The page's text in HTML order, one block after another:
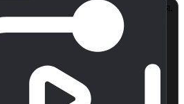
собственностью правообладателя.
- запрещено! Только в учебных
изучения. Если Вы считаете, что
ваши авторские права,
нам на почту
личные сообщения